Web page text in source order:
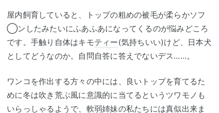
屋内飼育していると、トップの粗めの被毛が柔らかソフ
◯ンしたみたいにふあふあになってくるのが悩みどころ
です。手触り自体はキモティー(気持ちいい)けど、日本犬
としてどうなのか。自問自答に答えでないデス……。
ワンコを作出する方々の中には、良いトップを育てるた
めに冬は吹き荒ぶ風に意識的に当てるというツワモノも
いらっしゃるようで、軟弱姉妹の私たちには真似出来ま